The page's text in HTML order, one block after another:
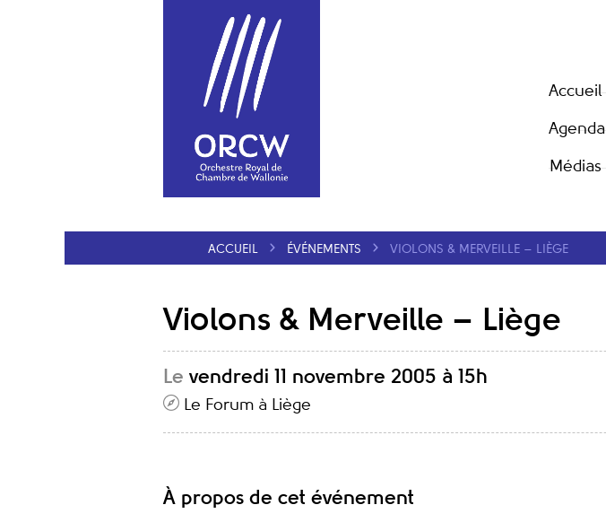
Accueil
Agenda
Médias
ACCUEIL ÉVÉNEMENTS VIOLONS & MERVEILLE – LIÈGE
Violons & Merveille – Liège
Le vendredi 11 novembre 2005 à 15h
Le Forum à Liège
À propos de cet événement